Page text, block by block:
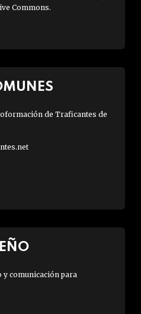
Commons.
de Traficantes de
comunicación para